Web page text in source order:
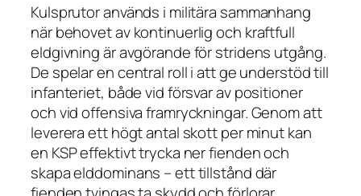
Kulsprutor används i militära sammanhang
när behovet av kontinuerlig och kraftfull
eldgivning är avgörande för stridens utgång.
De spelar en central roll i att ge understöd till
infanteriet, både vid försvar av positioner
och vid offensiva framryckningar. Genom att
leverera ett högt antal skott per minut kan
en KSP effektivt trycka ner fienden och
skapa elddominans – ett tillstånd där